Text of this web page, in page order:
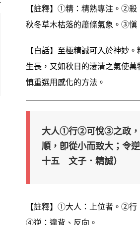
【註釋】①精：精熟專注。②殺
秋冬草木枯落的蕭條氣象。③愼
【白話】至極精誠可入於神妙
生長，又如秋日的淒清之氣使
慎重選用感化的方法。
大人①行②可悅③之政
順，卽從小而致大；令
十五 文子．精誠）
【註釋】①大人：上位者。②
④逆：違背、反向。